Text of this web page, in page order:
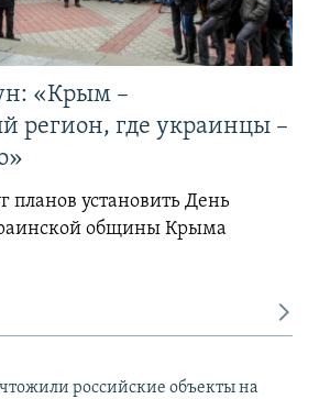
«Крым –
регион, где украинцы –
планов установить День
общины Крыма
российские объекты на